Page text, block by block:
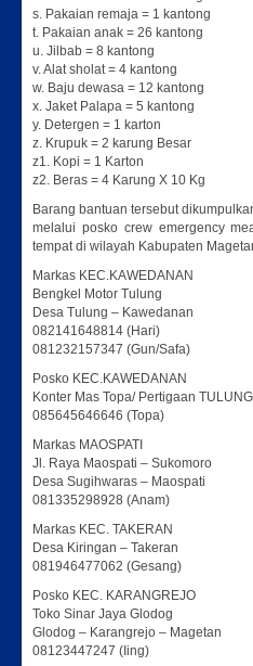
s. Pakaian remaja = 1 kantong
t. Pakaian anak = 26 kantong
u. Jilbab = 8 kantong
v. Alat sholat = 4 kantong
w. Baju dewasa = 12 kantong
x. Jaket Palapa = 5 kantong
y. Detergen = 1 karton
z. Krupuk = 2 karung Besar
z1. Kopi = 1 Karton
z2. Beras = 4 Karung X 10 Kg
Barang bantuan tersebut
melalui posko crew emergency
tempat di wilayah Kabupaten
Markas KEC.KAWEDANAN
Bengkel Motor Tulung
Desa Tulung – Kawedanan
082141648814 (Hari)
081232157347 (Gun/Safa)
Posko KEC.KAWEDANAN
Konter Mas Topa/ Pertigaan TULUNG
085645646646 (Topa)
Markas MAOSPATI
Jl. Raya Maospati – Sukomoro
Desa Sugihwaras – Maospati
081335298928 (Anam)
Markas KEC. TAKERAN
Desa Kiringan – Takeran
081946477062 (Gesang)
Posko KEC. KARANGREJO
Toko Sinar Jaya Glodog
Glodog – Karangrejo – Magetan
08123447247 (Iing)